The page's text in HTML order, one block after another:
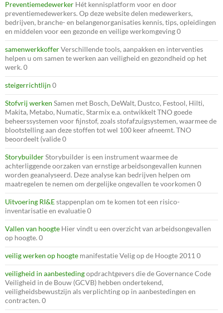
Preventiemedewerker Hét kennisplatform voor en door
preventiemedewerkers. Op deze website delen medewerkers,
bedrijven, branche- en belangenorganisaties kennis, tips, opleidingen
en middelen voor een gezonde en veilige werkomgeving 0
samenwerkkofferVerschillende tools, aanpakken en interventies
helpen u om samen te werken aan veiligheid en gezondheid op het
werk. 0
steigerrichtlijn 0
Stofvrij werken Samen met Bosch, DeWalt, Dustco, Festool, Hilti,
Makita, Metabo, Numatic, Starmix e.a. ontwikkelt TNO goede
beheerssystemen voor fijnstof, zoals stofafzuigsystemen, waarmee de
blootstelling aan deze stoffen tot wel 100 keer afneemt. TNO
beoordeelt (valide 0
StorybuilderStorybuilder is een instrument waarmee de
achterliggende oorzaken van ernstige arbeidsongevallen kunnen
worden geanalyseerd. Deze analyse kan bedrijven helpen om
maatregelen te nemen om dergelijke ongevallen te voorkomen 0
Uitvoering RI&Estappenplan om te komen tot een risico-
inventarisatie en evaluatie 0
Vallen van hoogte Hier vindt u een overzicht van arbeidsongevallen
op hoogte. 0
veilig werken op hoogte manifestatie Velig op de Hoogte 2011 0
veiligheid in aanbestedingopdrachtgevers die de Governance Code
Veiligheid in de Bouw (GCVB) hebben ondertekend,
veiligheidsbewustzijn als verplichting op in aanbestedingen en
contracten. 0